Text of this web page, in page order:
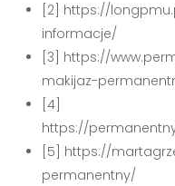
[2] https://
informacje/
[3] https://
makijaz-
[4]
https://
[5] https://
permanentny/